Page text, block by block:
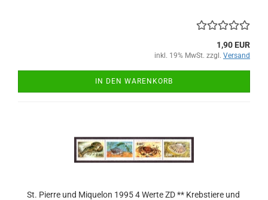
1,90 EUR
inkl. 19% MwSt. zzgl. Versand
IN DEN WARENKORB
St. Pierre und Miquelon 1995 4 Werte ZD ** Krebstiere und